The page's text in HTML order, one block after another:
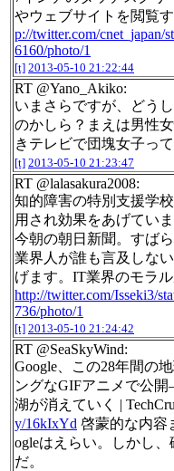
やウェブサイトを閲覧
p://twitter.com/cnet_japan/
6160/photo/1
[t] 2013-05-10 21:22:44
RT @Yano_Akiko:
いまさらですが、どう
のかしら？まえは男性
きテレビで団塊女子っ
[t] 2013-05-10 21:23:47
RT @lalasakura2008:
知的障害の特別支援学
用され効果をあげてい
今朝の朝日新聞。すば
業界人が誰も言及しな
げます。IT業界のモラ
http://twitter.com/Isseki3/
736/photo/1
[t] 2013-05-10 21:24:42
RT @SeaSkyWind:
Google、この28年間の
ングなGIFアニメで公
湖が消えていく |
y/16kIxYd 啓蒙的な内容
ogleはえらい。しかし
だ。